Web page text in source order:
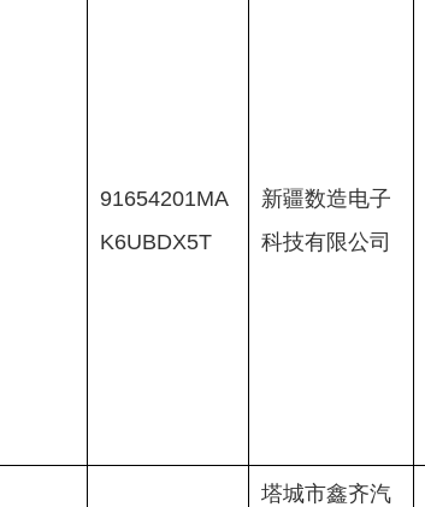
91654201MA
K6UBDX5T
新疆数造电子
科技有限公司
塔城市鑫齐汽